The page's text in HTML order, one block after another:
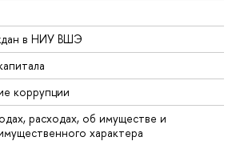
в НИУ ВШЭ
коррупции
расходах, об имуществе и
характера